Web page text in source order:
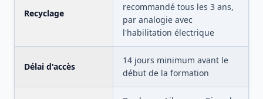
Recyclage
recommandé tous les 3 ans,
par analogie avec
l'habilitation électrique
Délai d'accès
14 jours minimum avant le
début de la formation